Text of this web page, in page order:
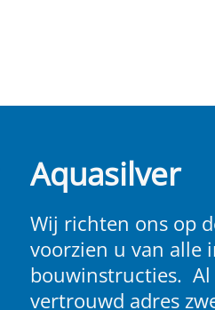
Aquasilver
Wij richten ons op
voorzien u van alle
bouwinstructies.
vertrouwd adres